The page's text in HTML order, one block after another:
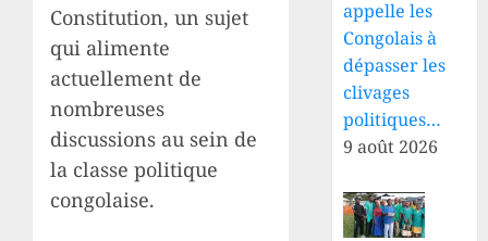
Constitution, un sujet
qui alimente
actuellement de
nombreuses
discussions au sein de
la classe politique
congolaise.
appelle les
Congolais à
dépasser les
clivages
politiques…
9 août 2026